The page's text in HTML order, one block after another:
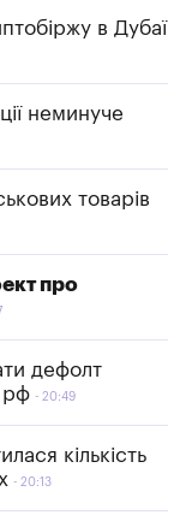
в Дубаї
неминуче
товарів
про
дефолт
рф
20:49
кількість
20:13